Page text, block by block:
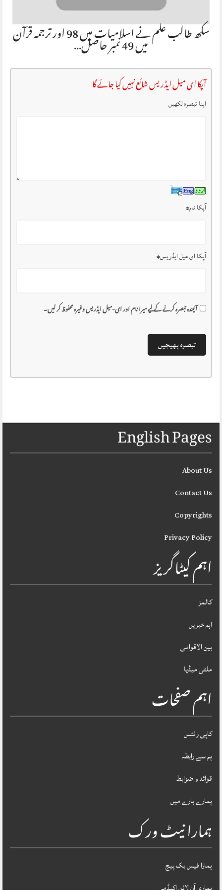
سکھ طالب علم نے اسلامیات میں 98 اور ترجمہ قرآن میں 49 نمبر حاصل…
آپکا ای میل ایڈریس شائع نہیں کیا جائے گا
اپنا تبصرہ لکھیں
آپکا نام*
آپکا ای میل ایڈریس*
آئیندہ تبصرہ کرنے کے لیے میرا نام اور ای-میل ایڈریس وغیرہ محفوظ کر لیں۔
English Pages
About Us
Contact Us
Copyrights
Privacy Policy
اہم کیٹاگریز
کالمز
اہم خبریں
بین الاقوامی
ملٹی میڈیا
اہم صفحات
کاپی رائٹس
ہم سے رابطہ
قوائد و ضوابط
ہمارے بارے میں
ہمارا نیٹ ورک
ہمارا فیس بک پیج